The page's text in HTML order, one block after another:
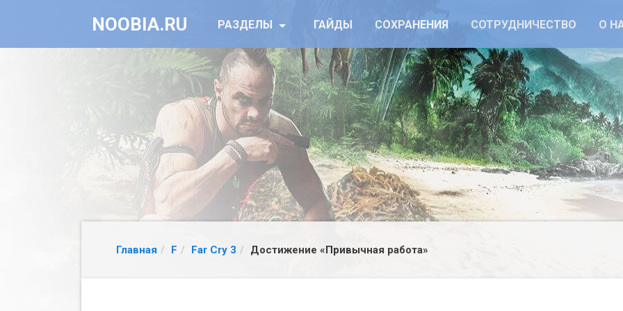
NOOBIA.RU РАЗДЕЛЫ ГАЙДЫ СОХРАНЕНИЯ СОТРУДНИЧЕСТВО О
Главная F Far Cry 3 Достижение «Привычная работа»